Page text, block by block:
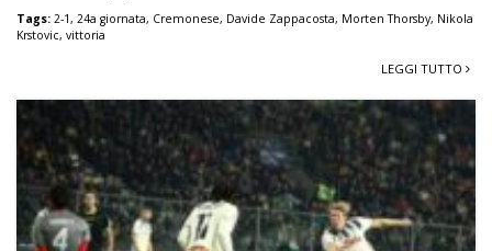
Tags: 2-1, 24a giornata, Cremonese, Davide Zappacosta, Morten Thorsby, Nikola
Krstovic, vittoria
LEGGI TUTTO